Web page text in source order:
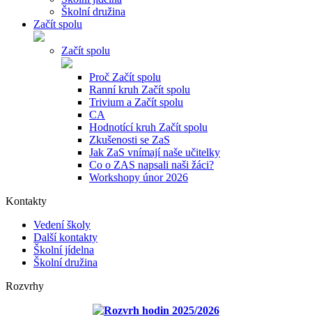
Školní družina
Začít spolu
Začít spolu
Proč Začít spolu
Ranní kruh Začít spolu
Trivium a Začít spolu
CA
Hodnotící kruh Začít spolu
Zkušenosti se ZaS
Jak ZaS vnímají naše učitelky
Co o ZAS napsali naši žáci?
Workshopy únor 2026
Kontakty
Vedení školy
Další kontakty
Školní jídelna
Školní družina
Rozvrhy
Rozvrh hodin 2025/2026